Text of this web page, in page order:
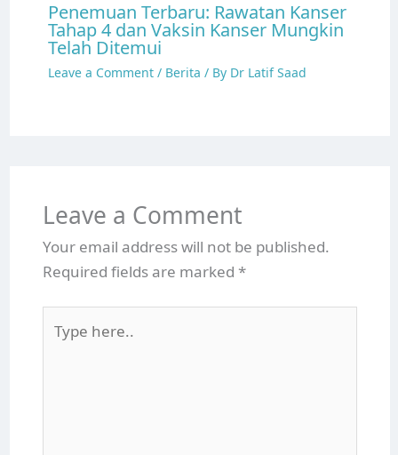
Penemuan Terbaru: Rawatan Kanser
Tahap 4 dan Vaksin Kanser Mungkin
Telah Ditemui
Leave a Comment / Berita / By Dr Latif Saad
Leave a Comment
Your email address will not be published.
Required fields are marked *
here..